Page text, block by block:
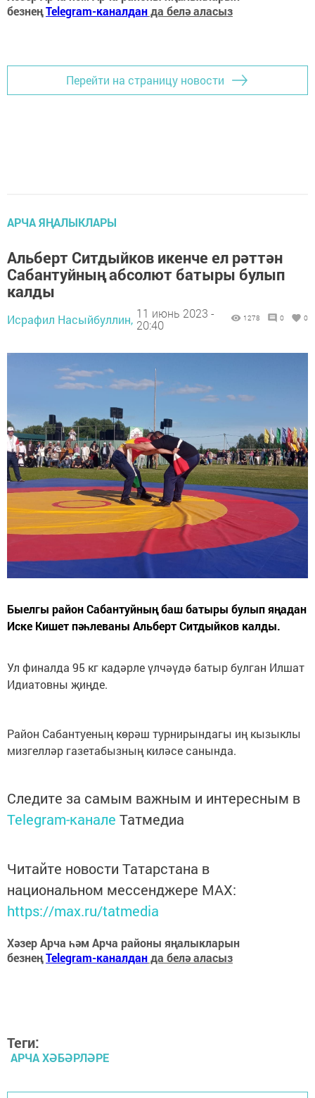
безнеңTelegram-каналданда белә аласыз
Перейти на страницу новости
АРЧА ЯҢАЛЫКЛАРЫ
Альберт Ситдыйков икенче ел рәттән
Сабантуйның абсолют батыры булып
калды
Исрафил Насыйбуллин, 11 июнь 2023 -
20:40
1278 0 0
Быелгы район Сабантуйның баш батыры булып яңадан
Иске Кишет пәһлеваны Альберт Ситдыйков калды.
Ул финалда 95 кг кадәрле үлчәүдә батыр булган Илшат
Идиатовны җиңде.
Район Сабантуеның көрәш турнирындагы иң кызыклы
мизгелләр газетабызның киләсе санында.
Следите за самым важным и интересным в
Telegram-канале Татмедиа
Читайте новости Татарстана в
национальном мессенджере MАХ:
https://max.ru/tatmedia
Хәзер Арча һәм Арча районы яңалыкларын
безнеңTelegram-каналданда белә аласыз
Теги:
АРЧА ХӘБӘРЛӘРЕ